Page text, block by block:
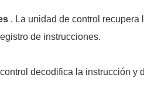
. La unidad de control
de instrucciones.
decodifica la instrucción y